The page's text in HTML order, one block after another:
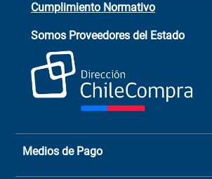
+56 9 6779 0465
+(73) 256
ChileCompras
+56 9 9888 9549
Cumplimiento Normativo
Somos Proveedores del Estado
Medios de Pago